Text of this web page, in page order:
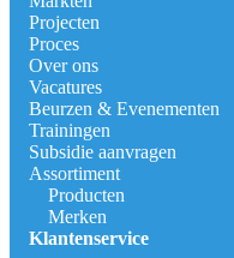
Projecten
Proces
Over ons
Vacatures
Beurzen & Evenementen
Trainingen
Subsidie aanvragen
Assortiment
Producten
Merken
Klantenservice